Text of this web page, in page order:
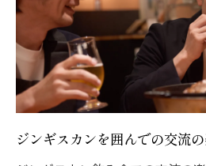
ジンギスカンを囲んでの交流